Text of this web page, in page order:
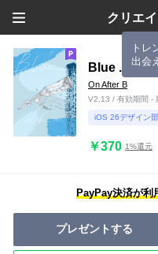
クリエ
トレ
出会
Blue .
On After B
V2.13 / 有効期間 -
iOS 26デザイン
￥370 1%還元
PayPay決済が利
プレゼントする